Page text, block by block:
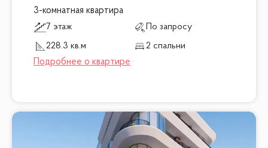
3-комнатная квартира
7 этаж
По запросу
228.3 кв.м
2 спальни